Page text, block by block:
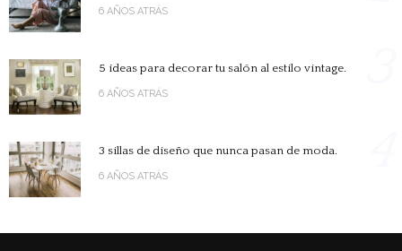
6 AÑOS ATRÁS
5 ideas para decorar tu salón al estilo vintage.
6 AÑOS ATRÁS
3 sillas de diseño que nunca pasan de moda.
6 AÑOS ATRÁS